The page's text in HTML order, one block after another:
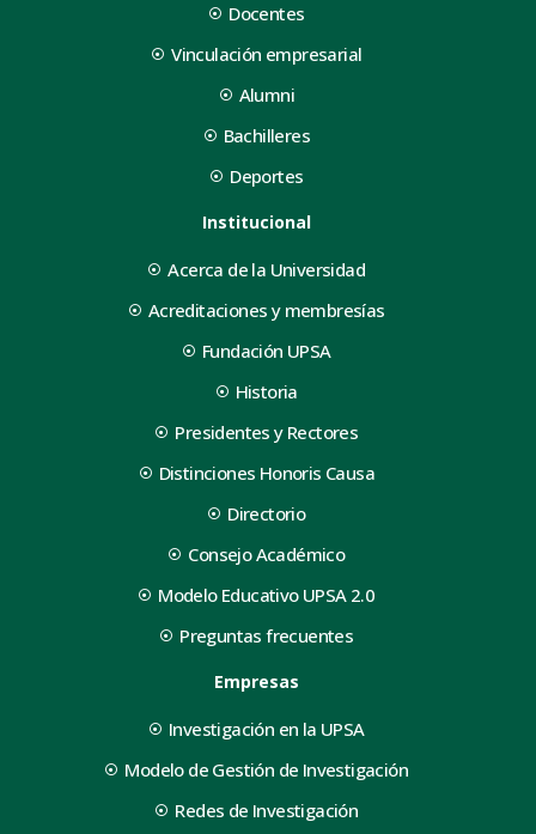
Docentes
Vinculación empresarial
Alumni
Bachilleres
Deportes
Institucional
Acerca de la Universidad
Acreditaciones y membresías
Fundación UPSA
Historia
Presidentes y Rectores
Distinciones Honoris Causa
Directorio
Consejo Académico
Modelo Educativo UPSA 2.0
Preguntas frecuentes
Empresas
Investigación en la UPSA
Modelo de Gestión de Investigación
Redes de Investigación